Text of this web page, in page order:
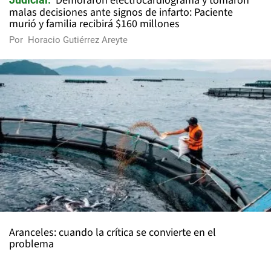
malas decisiones ante signos de infarto: Paciente
murió y familia recibirá $160 millones
Por Horacio Gutiérrez Areyte
Aranceles: cuando la crítica se convierte en el
problema